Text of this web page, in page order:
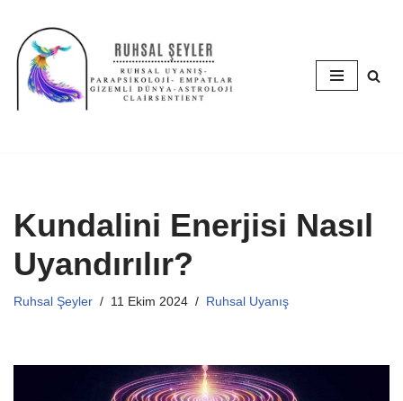
İçeriğe
geç
Kundalini Enerjisi Nasıl
Uyandırılır?
Ruhsal Şeyler 11 Ekim 2024 Ruhsal Uyanış